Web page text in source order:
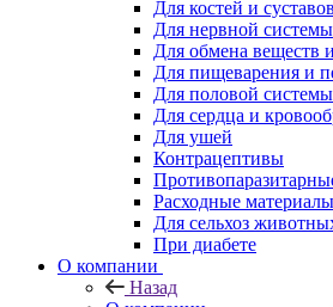
Для костей и суставов
Для нервной системы
Для обмена веществ
Для пищеварения и
Для половой
Для сердца и
Для ушей
Контрацептивы
Расходные материалы
Для сельхоз
При диабете
О компании
Назад